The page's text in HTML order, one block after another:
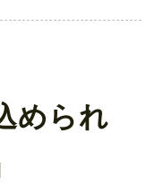
められ